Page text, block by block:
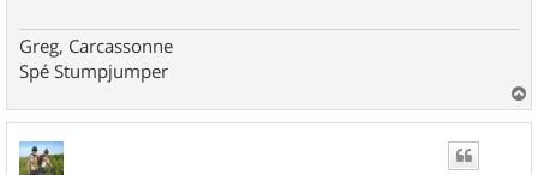
Greg, Carcassonne
Spé Stumpjumper
a